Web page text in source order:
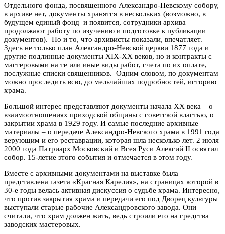
Отдельного фонда, посвященного Александро-Невскому собору,
в архиве нет, документы хранятся в нескольких (возможно, в
будущем единый фонд и появится, сотрудники архива
продолжают работу по изучению и подготовке к публикации
документов). Но и то, что архивисты показали, впечатляет.
Здесь не только план Александро-Невской церкви 1877 года и
другие подлинные документы XIX-ХХ веков, но и контракты с
мастеровыми на те или иные виды работ, счета по их оплате,
послужные списки священников. Одним словом, по документам
можно проследить всю, до мельчайших подробностей, историю
храма.
Большой интерес представляют документы начала ХХ века – о
взаимоотношениях приходской общины с советской властью, о
закрытии храма в 1929 году. И самые последние архивные
материалы – о передаче Александро-Невского храма в 1991 года
верующим и его реставрации, которая шла несколько лет. 2 июля
2000 года Патриарх Московский и Всея Руси Алексий II освятил
собор. 15-летие этого события и отмечается в этом году.
Вместе с архивными документами на выставке была
представлена газета «Красная Карелия», на страницах которой в
30-е годы велась активная дискуссия о судьбе храма. Интересно,
что против закрытия храма и передачи его под Дворец культуры
выступали старые рабочие Александровского завода. Они
считали, что храм должен жить, ведь строили его на средства
заводских мастеровых.